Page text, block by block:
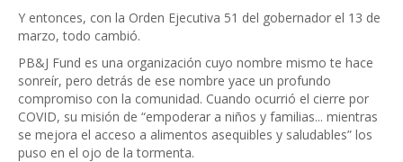
Y entonces, con la Orden Ejecutiva 51 del gobernador el 13 de
marzo, todo cambió.
PB&J Fund es una organización cuyo nombre mismo te hace
sonreír, pero detrás de ese nombre yace un profundo
compromiso con la comunidad. Cuando ocurrió el cierre por
COVID, su misión de “empoderar a niños y familias... mientras
se mejora el acceso a alimentos asequibles y saludables” los
puso en el ojo de la tormenta.